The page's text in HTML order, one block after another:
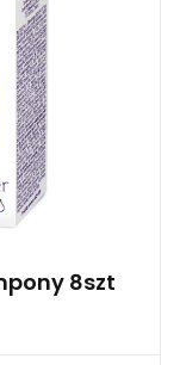
8szt